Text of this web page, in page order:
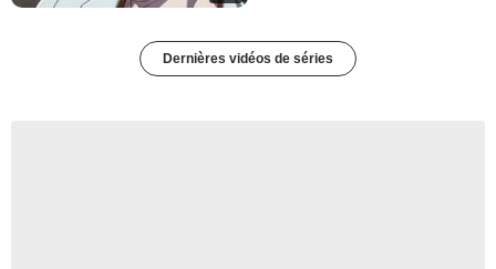
Dernières vidéos de séries